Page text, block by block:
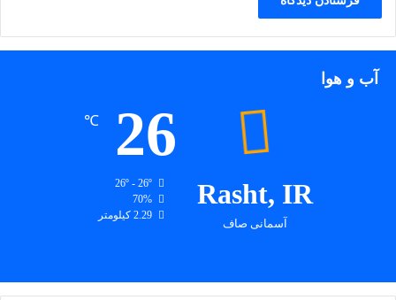
آب و هوا
Rasht, IR
آسمانی صاف
26
℃
26º - 26º
70%
2.29 کیلومتر